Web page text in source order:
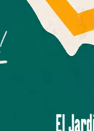
Rovira de
un prestigiós
Global Innovation
el seu